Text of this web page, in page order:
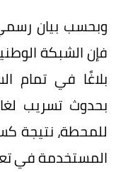
وبحسب بيان
فإن الشبكة
بلاغًا في تمام
بحدوث تسريب
للمحطة، نتيجة
المستخدمة في